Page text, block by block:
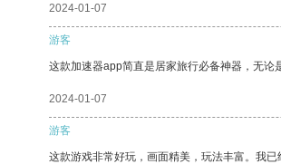
2024-01-07
游客
这款加速器app简直是居家旅行必备神器，无论
2024-01-07
游客
这款游戏非常好玩，画面精美，玩法丰富。我已